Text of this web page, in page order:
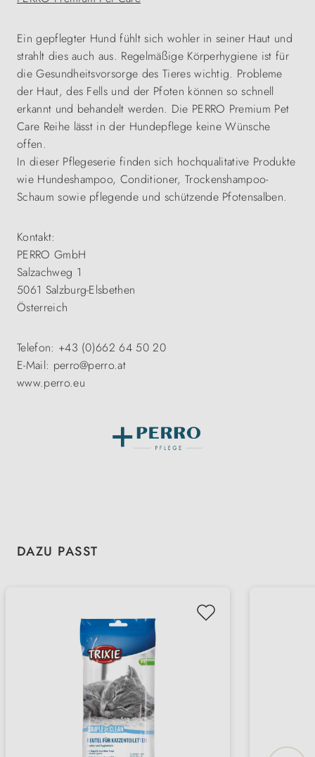
Ein gepflegter Hund fühlt sich wohler in seiner Haut und
strahlt dies auch aus. Regelmäßige Körperhygiene ist für
die Gesundheitsvorsorge des Tieres wichtig. Probleme
der Haut, des Fells und der Pfoten können so schnell
erkannt und behandelt werden. Die PERRO Premium Pet
Care Reihe lässt in der Hundepflege keine Wünsche
offen.
In dieser Pflegeserie finden sich hochqualitative Produkte
wie Hundeshampoo, Conditioner, Trockenshampoo-
Schaum sowie pflegende und schützende Pfotensalben.
Kontakt:
PERRO GmbH
Salzachweg 1
5061 Salzburg-Elsbethen
Österreich
Telefon: +43 (0)662 64 50 20
E-Mail: perro@perro.at
www.perro.eu
Produktgalerie überspringen
DAZU PASST